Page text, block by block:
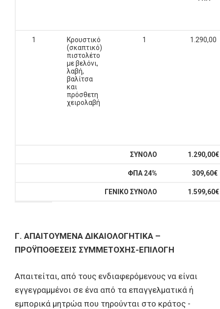
1
Κρουστικό
(σκαπτικό)
πιστολέτο
με βελόνι,
λαβή,
βαλίτσα
και
πρόσθετη
χειρολαβή
1 1.290,00
ΣΥΝΟΛΟ 1.290,00€
ΦΠΑ 24% 309,60€
ΓΕΝΙΚΟ ΣΥΝΟΛΟ 1.599,60€
Γ. ΑΠΑΙΤΟΥΜΕΝΑ ΔΙΚΑΙΟΛΟΓΗΤΙΚΑ –
ΠΡΟΫΠΟΘΕΣΕΙΣ ΣΥΜΜΕΤΟΧΗΣ-ΕΠΙΛΟΓΗ
Απαιτείται, από τους ενδιαφερόμενους να είναι
εγγεγραμμένοι σε ένα από τα επαγγελματικά ή
εμπορικά μητρώα που τηρούνται στο κράτος -